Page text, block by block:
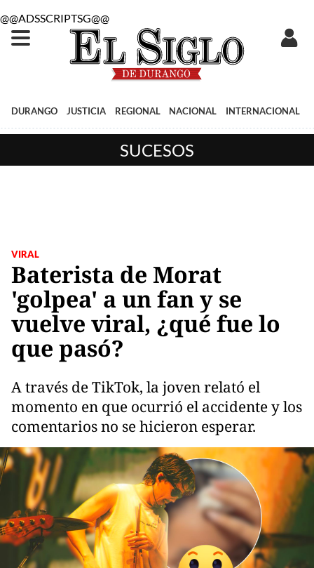
@@ADSSCRIPTSG@@
DURANGO JUSTICIA REGIONAL NACIONAL INTERNACIONAL
SUCESOS
VIRAL
Baterista de Morat
'golpea' a un fan y se
vuelve viral, ¿qué fue lo
que pasó?
A través de TikTok, la joven relató el
momento en que ocurrió el accidente y los
comentarios no se hicieron esperar.